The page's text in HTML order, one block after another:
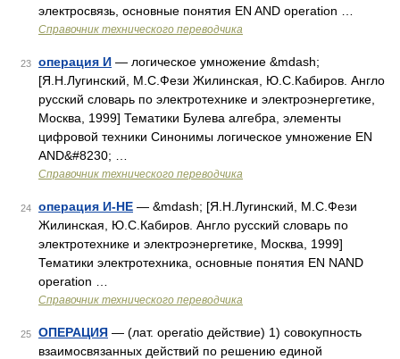
электросвязь, основные понятия EN AND operation …
Справочник технического переводчика
23 операция И — логическое умножение &mdash;
[Я.Н.Лугинский, М.С.Фези Жилинская, Ю.С.Кабиров. Англо
русский словарь по электротехнике и электроэнергетике,
Москва, 1999] Тематики Булева алгебра, элементы
цифровой техники Синонимы логическое умножение EN
AND&#8230; …
Справочник технического переводчика
24 операция И-НЕ — &mdash; [Я.Н.Лугинский, М.С.Фези
Жилинская, Ю.С.Кабиров. Англо русский словарь по
электротехнике и электроэнергетике, Москва, 1999]
Тематики электротехника, основные понятия EN NAND
operation …
Справочник технического переводчика
25 ОПЕРАЦИЯ — (лат. operatio действие) 1) совокупность
взаимосвязанных действий по решению единой